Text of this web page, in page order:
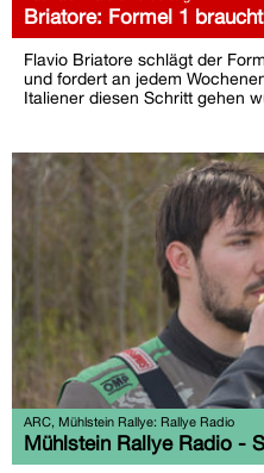
Briatore: Formel 1
Flavio Briatore schlägt der
und fordert an jedem
Italiener diesen Schritt gehen
ARC, Mühlstein Rallye: Rallye Radio
Mühlstein Rallye Radio -